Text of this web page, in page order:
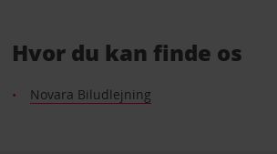
Hvor du kan finde os
Novara Biludlejning